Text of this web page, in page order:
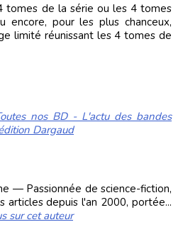
tomes de la série ou les 4 tomes
encore, pour les plus chanceux,
limité réunissant les 4 tomes de
nos BD - L'actu des bandes
Dargaud
— Passionnée de science-fiction,
articles depuis l'an 2000, portée...
sur cet auteur